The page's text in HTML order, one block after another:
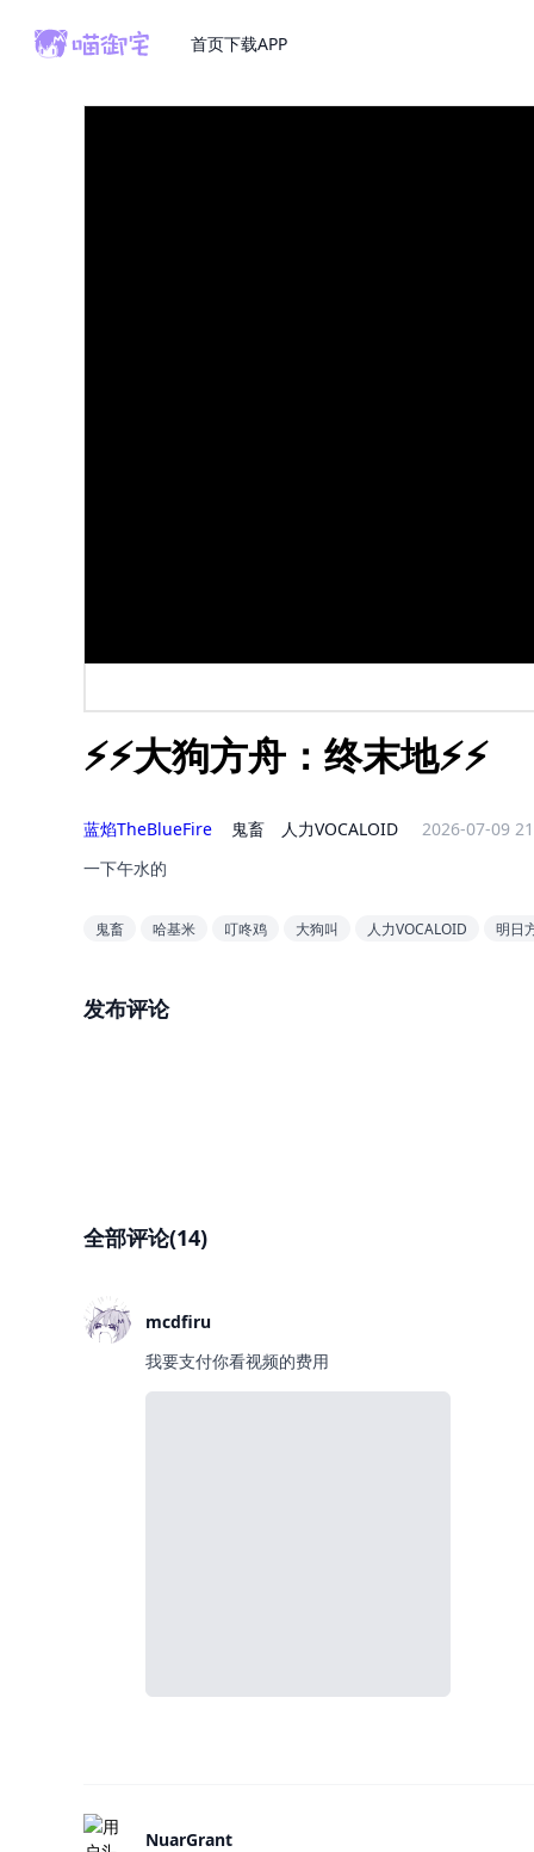
首页下载APP
⚡⚡大狗方舟：终末地⚡⚡
蓝焰TheBlueFire 鬼畜 人力VOCALOID 2026-07-09
一下午水的
鬼畜 哈基米 叮咚鸡 大狗叫 人力VOCALOID 明日
发布评论
全部评论(14)
mcdfiru
我要支付你看视频的费用
NuarGrant